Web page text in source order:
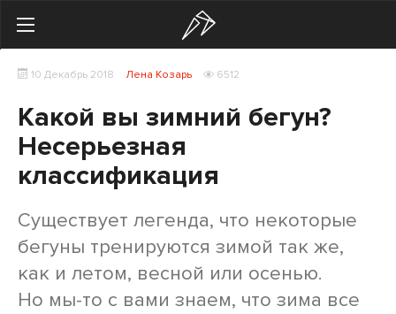
Тренировки
Мотивация
Питание
Экипировка
10 Декабрь 2018 Лена Козарь 6512
Какой вы зимний бегун?
Несерьезная
классификация
Существует легенда, что некоторые
бегуны тренируются зимой так же,
как и летом, весной или осенью.
Но мы-то с вами знаем, что зима все